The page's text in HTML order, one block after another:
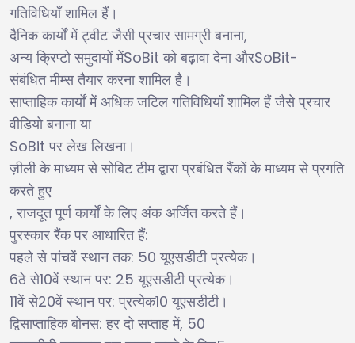
गतिविधियाँ शामिल हैं।
दैनिक कार्यों में ट्वीट जैसी प्रचार सामग्री बनाना,
अन्य क्रिप्टो समुदायों मेंSoBitको बढ़ावा देना औरSoBit-
संबंधित मीम्स तैयार करना शामिल है।
साप्ताहिक कार्यों में अधिक जटिल गतिविधियाँ शामिल हैं जैसे प्रचार
वीडियो बनाना या
SoBitपर लेख लिखना।
ज़ीली के माध्यम से सोबिट टीम द्वारा प्रबंधित रैंकों के माध्यम से प्रगति
करते हुए
,राजदूत पूर्ण कार्यों के लिए अंक अर्जित करते हैं।
पुरस्कार रैंक पर आधारित हैं:
पहले से पांचवें स्थान तक: 50यूएसडीटी प्रत्येक।
6ठे से10वें स्थान पर: 25यूएसडीटी प्रत्येक।
11वें से20वें स्थान पर:प्रत्येक10यूएसडीटी।
द्विसाप्ताहिक बोनस:हर दो सप्ताह में, 50